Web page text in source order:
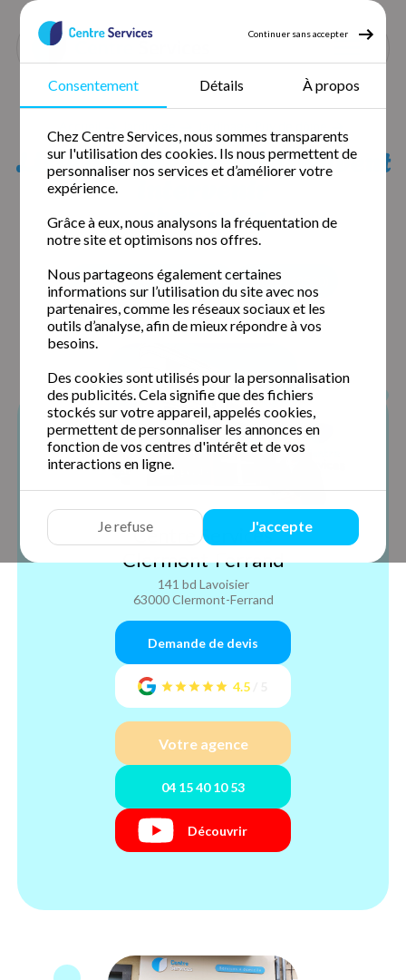
Continuer sans accepter
Consentement Détails À propos
Chez Centre Services, nous sommes transparents
sur l'utilisation des cookies. Ils nous permettent de
personnaliser nos services et d’améliorer votre
expérience.
Grâce à eux, nous analysons la fréquentation de
notre site et optimisons nos offres.
Nous partageons également certaines
informations sur l’utilisation du site avec nos
partenaires, comme les réseaux sociaux et les
outils d’analyse, afin de mieux répondre à vos
besoins.
Des cookies sont utilisés pour la personnalisation
des publicités. Cela signifie que des fichiers
stockés sur votre appareil, appelés cookies,
permettent de personnaliser les annonces en
fonction de vos centres d'intérêt et de vos
interactions en ligne.
Je refuse J'accepte
Jardinage Ennezat
Liste des agences qui peuvent
intervenir
chez vous
Clermont-Ferrand (63000) Issoire (63500)
Centre Services
Clermont-Ferrand
141 bd Lavoisier
63000 Clermont-Ferrand
Demande de devis
4.5
Votre agence
04 15 40 10 53
Découvrir